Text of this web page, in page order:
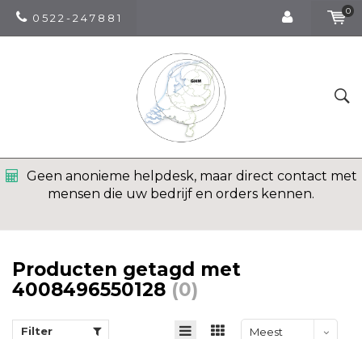
0 5 2 2 - 2 4 7 8 8 1
0
Geen anonieme helpdesk, maar direct contact met
mensen die uw bedrijf en orders kennen.
Producten getagd met
4008496550128 (0)
Filter
Meest